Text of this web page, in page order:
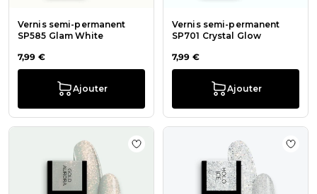
Vernis semi-permanent
SP585 Glam White
7,99 €
Ajouter
Vernis semi-permanent
SP701 Crystal Glow
7,99 €
Ajouter
Ajouter à la liste de souhaits